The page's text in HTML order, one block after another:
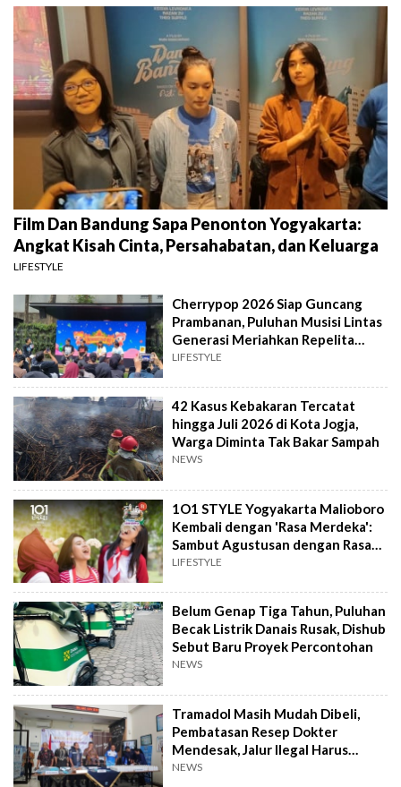
Film Dan Bandung Sapa Penonton Yogyakarta:
Angkat Kisah Cinta, Persahabatan, dan Keluarga
LIFESTYLE
Cherrypop 2026 Siap Guncang
Prambanan, Puluhan Musisi Lintas
Generasi Meriahkan Repelita
Musik
LIFESTYLE
42 Kasus Kebakaran Tercatat
hingga Juli 2026 di Kota Jogja,
Warga Diminta Tak Bakar Sampah
NEWS
1O1 STYLE Yogyakarta Malioboro
Kembali dengan 'Rasa Merdeka':
Sambut Agustusan dengan Rasa
dan Tawa
LIFESTYLE
Belum Genap Tiga Tahun, Puluhan
Becak Listrik Danais Rusak, Dishub
Sebut Baru Proyek Percontohan
NEWS
Tramadol Masih Mudah Dibeli,
Pembatasan Resep Dokter
Mendesak, Jalur Ilegal Harus
Distop
NEWS